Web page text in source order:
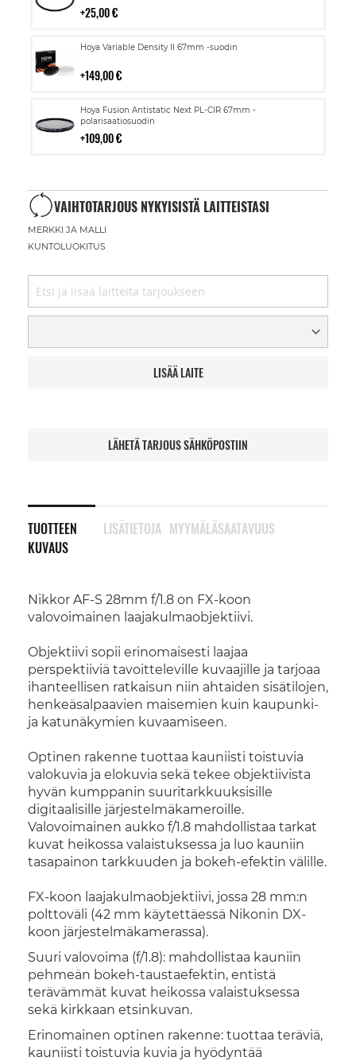
25,00 €
Hoya Variable Density II 67mm -suodin
149,00 €
Lisää
Hoya Fusion Antistatic Next PL-CIR 67mm -
polarisaatiosuodin
109,00 €
Lisää
ostoskoriin
VAIHTOTARJOUS NYKYISISTÄ LAITTEISTASI
MERKKI JA MALLI
KUNTOLUOKITUS
LISÄÄ LAITE
LÄHETÄ TARJOUS SÄHKÖPOSTIIN
TUOTTEEN
KUVAUS
Nikkor AF-S 28mm f/1.8 on FX-koon
valovoimainen laajakulmaobjektiivi.
Objektiivi sopii erinomaisesti laajaa
perspektiiviä tavoitteleville kuvaajille ja tarjoaa
ihanteellisen ratkaisun niin ahtaiden sisätilojen,
henkeäsalpaavien maisemien kuin kaupunki-
ja katunäkymien kuvaamiseen.
Optinen rakenne tuottaa kauniisti toistuvia
valokuvia ja elokuvia sekä tekee objektiivista
hyvän kumppanin suuritarkkuuksisille
digitaalisille järjestelmäkameroille.
Valovoimainen aukko f/1.8 mahdollistaa tarkat
kuvat heikossa valaistuksessa ja luo kauniin
tasapainon tarkkuuden ja bokeh-efektin välille.
FX-koon laajakulmaobjektiivi, jossa 28 mm:n
polttoväli (42 mm käytettäessä Nikonin DX-
koon järjestelmäkamerassa).
Suuri valovoima (f/1.8): mahdollistaa kauniin
pehmeän bokeh-taustaefektin, entistä
terävämmät kuvat heikossa valaistuksessa
sekä kirkkaan etsinkuvan.
Erinomainen optinen rakenne: tuottaa teräviä,
kauniisti toistuvia kuvia ja hyödyntää
LISÄTIETOJA MYYMÄLÄSAATAVUUS